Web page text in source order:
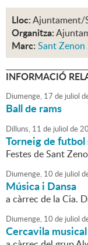
Lloc:Ajuntament/
Organitza:
Marc: Sant Zenon
INFORMACIÓ
Diumenge, 17 de juliol
Ball de rams
Dilluns, 11 de juliol de
Torneig de futbol
Festes de Sant
Diumenge, 10 de juliol
Música i Dansa
a càrrec de la Cia.
Diumenge, 10 de juliol
Cercavila musical